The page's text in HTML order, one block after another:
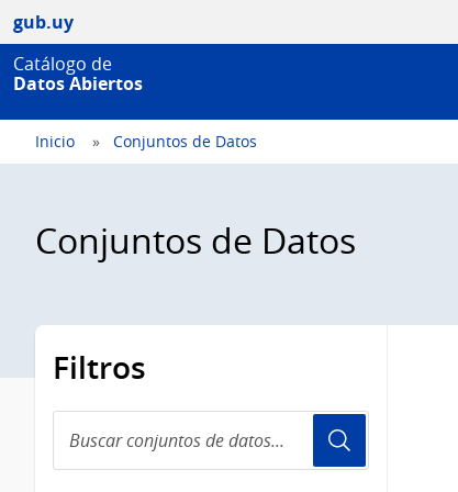
gub.uy
Catálogo de
Datos Abiertos
Inicio Conjuntos de Datos
Conjuntos de Datos
Filtros
conjuntos
de